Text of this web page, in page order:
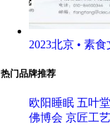
2023北京 • 素
热门品牌推荐
欧阳睡眠 五叶堂
佛博会 京匠工艺